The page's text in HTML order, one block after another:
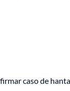
caso de